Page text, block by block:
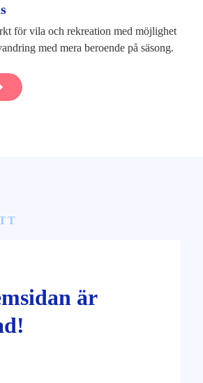
för vila och rekreation med möjlighet
med mera beroende på säsong.
är